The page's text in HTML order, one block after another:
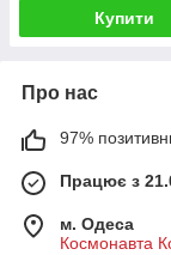
Купити
Про нас
97%
Працює з
м. Одеса
Космонавта